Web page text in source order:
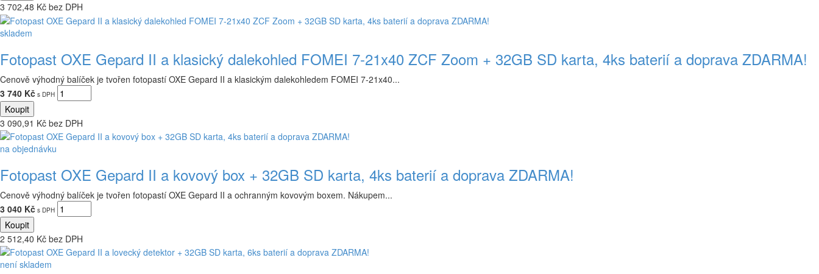
3 702,48 Kč bez DPH
skladem
Fotopast OXE Gepard II a klasický dalekohled FOMEI 7-21x40 ZCF Zoom + 32GB SD karta, 4ks baterií a doprava ZDARMA!
Cenově výhodný balíček je tvořen fotopastí OXE Gepard II a klasickým dalekohledem FOMEI 7-21x40...
3 740 Kč s DPH
3 090,91 Kč bez DPH
na objednávku
Fotopast OXE Gepard II a kovový box + 32GB SD karta, 4ks baterií a doprava ZDARMA!
Cenově výhodný balíček je tvořen fotopastí OXE Gepard II a ochranným kovovým boxem. Nákupem...
3 040 Kč s DPH
2 512,40 Kč bez DPH
není skladem